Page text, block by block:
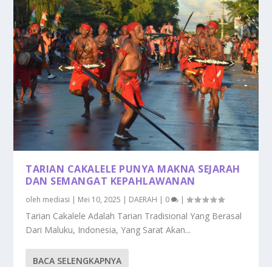
TARIAN CAKALELE PUNYA MAKNA SEJARAH
DAN SEMANGAT KEPAHLAWANAN
oleh mediasi | Mei 10, 2025 | DAERAH | 0 |
Tarian Cakalele Adalah Tarian Tradisional Yang Berasal
Dari Maluku, Indonesia, Yang Sarat Akan...
BACA SELENGKAPNYA